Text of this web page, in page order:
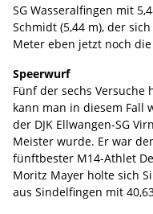
SG Wasseralfingen mit
Schmidt (5,44 m), der
Meter eben jetzt noch
Speerwurf
Fünf der sechs Versuche
kann man in diesem Fall
der DJK Ellwangen-SG
Meister wurde. Er war
fünftbester M14-Athlet
Moritz Mayer holte sich
aus Sindelfingen mit